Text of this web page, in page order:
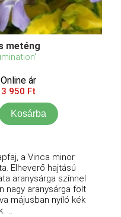
meténg
Online ár
3 950 Ft
Kosárba
a Vinca minor
Elheverő hajtású
aranysárga színnel
nagy aranysárga folt
májusban nyíló kék
...